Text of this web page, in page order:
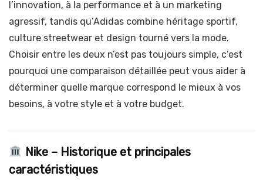
l’innovation, à la performance et à un marketing
agressif, tandis qu’Adidas combine héritage sportif,
culture streetwear et design tourné vers la mode.
Choisir entre les deux n’est pas toujours simple, c’est
pourquoi une comparaison détaillée peut vous aider à
déterminer quelle marque correspond le mieux à vos
besoins, à votre style et à votre budget.
Nike – Historique et principales
caractéristiques